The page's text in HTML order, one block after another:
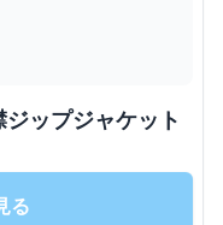
ップジャケット
る